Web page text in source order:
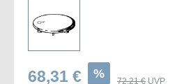
68,31 € %
72,21 € UVP